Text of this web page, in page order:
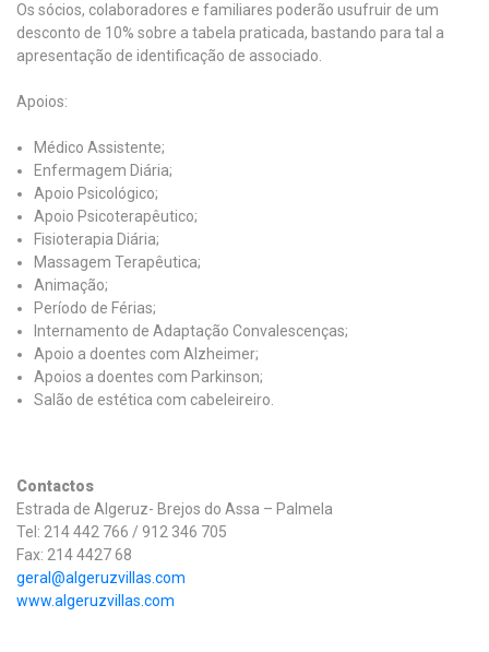
Os sócios, colaboradores e familiares poderão usufruir de um
desconto de 10% sobre a tabela praticada, bastando para tal a
apresentação de identificação de associado.
Apoios:
Médico Assistente;
Enfermagem Diária;
Apoio Psicológico;
Apoio Psicoterapêutico;
Fisioterapia Diária;
Massagem Terapêutica;
Animação;
Período de Férias;
Internamento de Adaptação Convalescenças;
Apoio a doentes com Alzheimer;
Apoios a doentes com Parkinson;
Salão de estética com cabeleireiro.
Contactos
Estrada de Algeruz- Brejos do Assa – Palmela
Tel: 214 442 766 / 912 346 705
Fax: 214 4427 68
geral@algeruzvillas.com
www.algeruzvillas.com